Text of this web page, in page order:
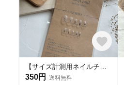
350円 送料無料